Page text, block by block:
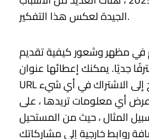
الجيدة لعكس هذا التفكير.
في مظهر وشعور كيفية تقديم
جديًا. يمكنك إعطائها عنوان
URL سهلة التمييز. لا أحد يحتاج إلى الاشتراك في أي شيء
أي معلومات تريدها ، على
المثال ، حيث من المستحيل